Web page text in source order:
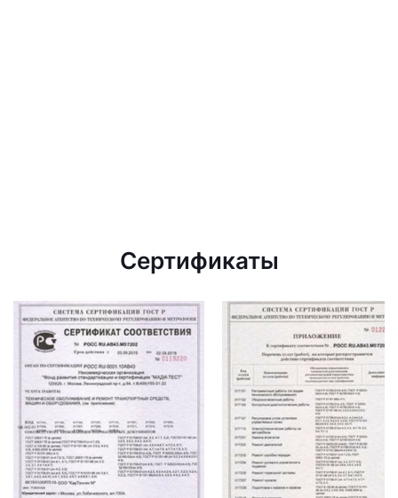
Сертификаты